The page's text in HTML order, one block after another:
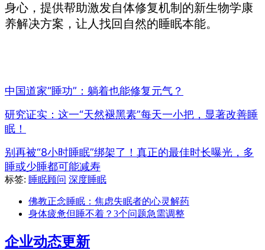
身心，提供帮助激发自体修复机制的新生物学康
养解决方案，让人找回自然的睡眠本能。
中国道家“睡功”：躺着也能修复元气？
研究证实：这一“天然褪黑素”每天一小把，显著改善睡
眠！
别再被“8小时睡眠”绑架了！真正的最佳时长曝光，多
睡或少睡都可能减寿
标签: 睡眠顾问 深度睡眠
佛教正念睡眠：焦虑失眠者的心灵解药
身体疲惫但睡不着？3个问题急需调整
企业动态更新